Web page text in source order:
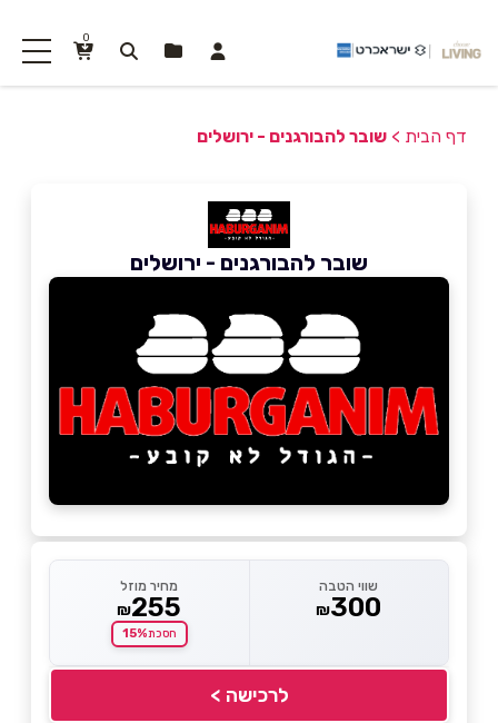
0
דף הבית > שובר להבורגנים - ירושלים
שובר להבורגנים - ירושלים
שווי הטבה
₪300
מחיר מוזל
₪255
חסכת15%
לרכישה >